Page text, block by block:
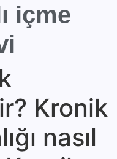
içme
Kronik
nasıl